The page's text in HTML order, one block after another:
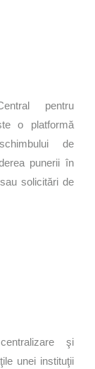
pentru
o platformă
de
punerii în
solicitări de
şi
unei instituţii